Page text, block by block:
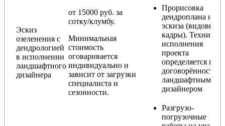
Эскиз
озеленения с
дендрологией
в исполнении
ландшафтного
дизайнера
от 15000 руб. за
сотку/клумбу.
Минимальная
стоимость
оговаривается
индивидуально и
зависит от загрузки
специалиста и
сезонности.
Прорисовка
дендроплана и
эскиза (видовые
кадры). Техника
исполнения
проекта
определяется по
договорённости с
ландшафтным
дизайнером
Разгрузо-
погрузочные